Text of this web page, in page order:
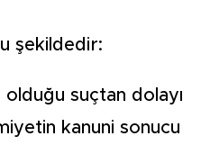
şekildedir:
olduğu suçtan dolayı
kanuni sonucu